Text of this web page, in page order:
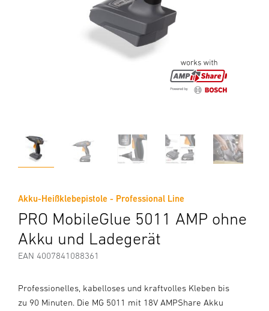
Akku-Heißklebepistole - Professional Line
PRO MobileGlue 5011 AMP ohne
Akku und Ladegerät
EAN 4007841088361
Professionelles, kabelloses und kraftvolles Kleben bis
zu 90 Minuten. Die MG 5011 mit 18V AMPShare Akku